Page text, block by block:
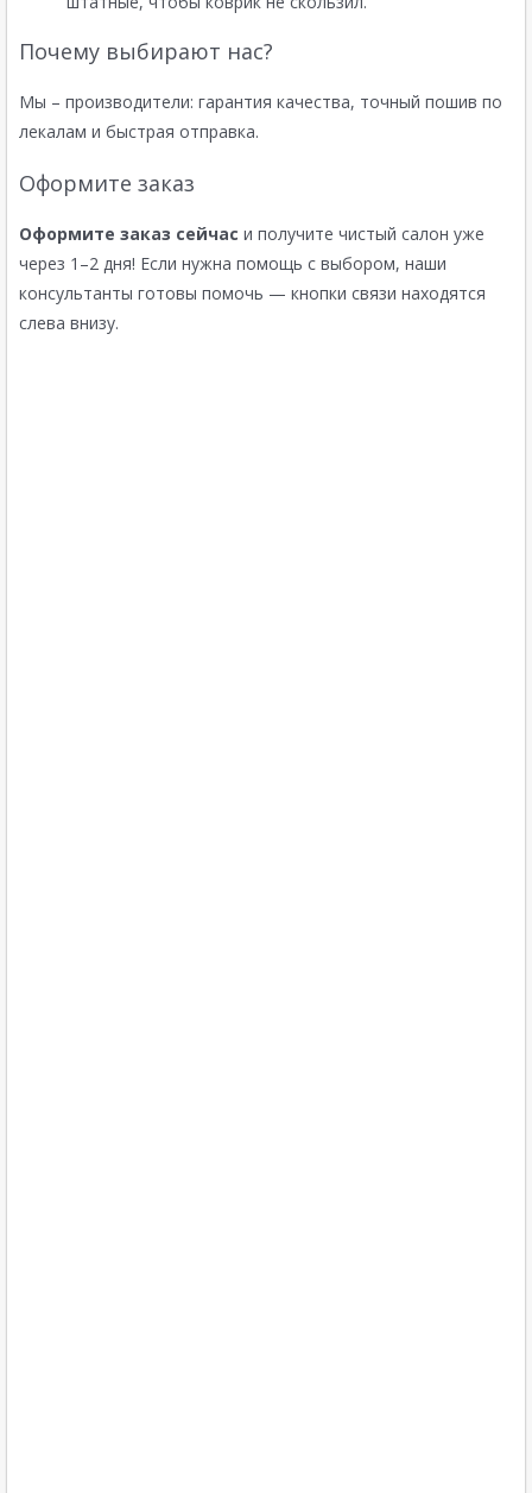
Почему выбирают нас?
Мы – производители: гарантия качества, точный пошив по
лекалам и быстрая отправка.
Оформите заказ
Оформите заказ сейчас и получите чистый салон уже
через 1–2 дня! Если нужна помощь с выбором, наши
консультанты готовы помочь — кнопки связи находятся
слева внизу.